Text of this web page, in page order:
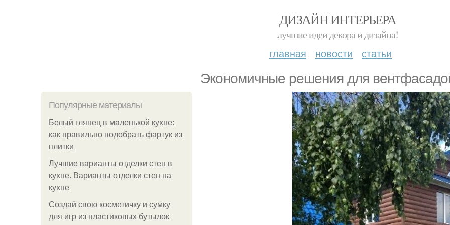
ДИЗАЙН ИНТЕРЬЕРА
лучшие идеи декора и дизайна!
главная новости статьи
Экономичные решения для
Популярные материалы
Белый глянец в маленькой кухне:
как правильно подобрать фартук из
плитки
Лучшие варианты отделки стен в
кухне. Варианты отделки стен на
кухне
Создай свою косметичку и сумку
для игр из пластиковых бутылок